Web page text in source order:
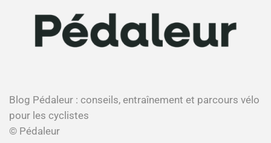
Blog Pédaleur : conseils, entraînement et parcours vélo
pour les cyclistes
© Pédaleur